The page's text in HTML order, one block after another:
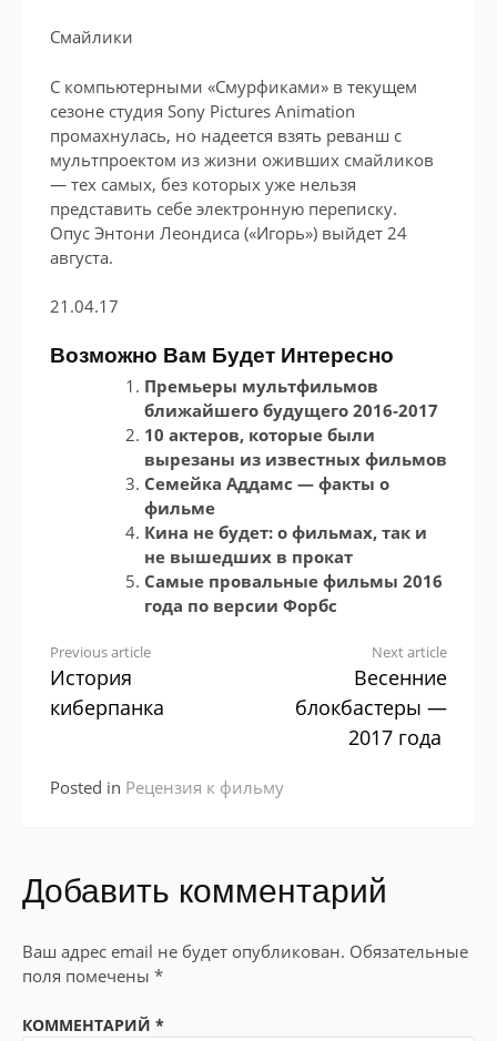
Смайлики
С компьютерными «Смурфиками» в текущем
сезоне студия Sony Pictures Animation
промахнулась, но надеется взять реванш с
мультпроектом из жизни оживших смайликов
— тех самых, без которых уже нельзя
представить себе электронную переписку.
Опус Энтони Леондиса («Игорь») выйдет 24
августа.
21.04.17
Возможно Вам Будет Интересно
Премьеры мультфильмов
ближайшего будущего 2016-2017
10 актеров, которые были
вырезаны из известных фильмов
Семейка Аддамc — факты о
фильме
Кина не будет: о фильмах, так и
не вышедших в прокат
Самые провальные фильмы 2016
года по версии Форбс
Continue
Reading
Previous article
История
киберпанка
Next article
Весенние
блокбастеры —
2017 года
Posted in Рецензия к фильму
Добавить комментарий
Ваш адрес email не будет опубликован. Обязательные
поля помечены *
КОММЕНТАРИЙ *